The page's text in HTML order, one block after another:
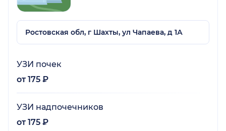
Ростовская обл, г Шахты, ул Чапаева, д 1А
УЗИ почек
от 175 ₽
УЗИ надпочечников
от 175 ₽